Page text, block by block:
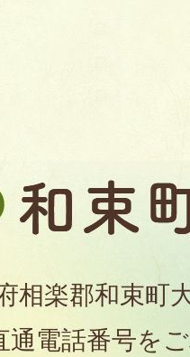
相楽郡和束町
通電話番号を